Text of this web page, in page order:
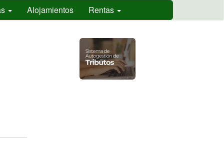
Alojamientos Rentas